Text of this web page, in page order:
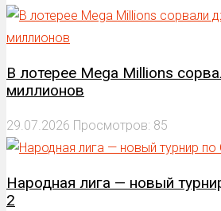
В лотерее Mega Millions
миллионов
29.07.2026 Просмотров: 85
Народная лига — новый
2